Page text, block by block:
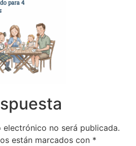
no será publicada.
están marcados con *